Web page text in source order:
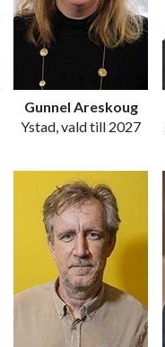
Gunnel Areskoug
Ystad, vald till 2027